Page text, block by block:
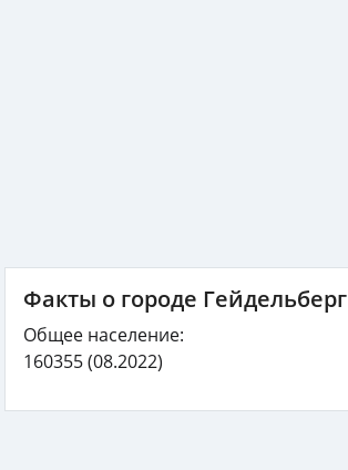
Факты о городе Гейдельберг
Общее население:
160355(08.2022)